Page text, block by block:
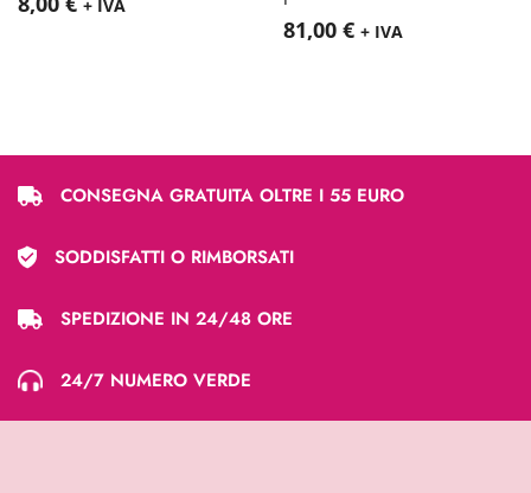
+ IVA
81,00 € + IVA
CONSEGNA GRATUITA OLTRE I 55 EURO
SODDISFATTI O RIMBORSATI
SPEDIZIONE IN 24/48 ORE
24/7 NUMERO VERDE